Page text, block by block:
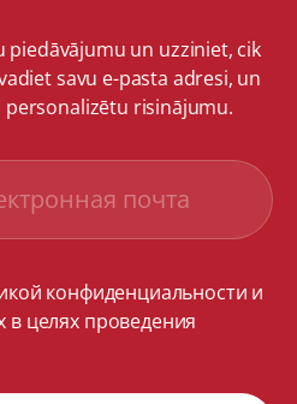
piedāvājumu un uzziniet, cik
savu e-pasta adresi, un
risinājumu.
конфиденциальности и
целях проведения